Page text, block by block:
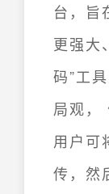
台，旨
更强大
码”工
局观，
用户可
传，然